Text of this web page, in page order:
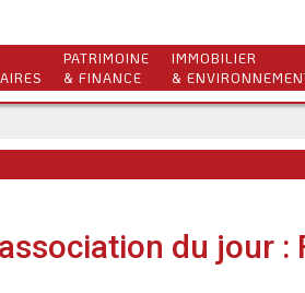
PATRIMOINE
& FINANCE
IMMOBILIER
&
du jour :